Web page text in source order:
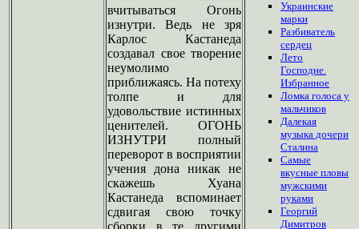
вчитываться Огонь
изнутри. Ведь не зря
Карлос Кастанеда
создавал свое творение
неумолимо
приближаясь. На потеху
толпе и для
удовольствие истинных
ценителей. ОГОНЬ
ИЗНУТРИ полный
переворот в восприятии
учения дона никак не
скажешь Хуана
Кастанеда вспоминает
сдвигая свою точку
Украинские
марки
Разбиватель
сердец
Лето
Господне.
Избранное
Ломка голоса у
мальчиков
Далекая
музыка дочери
Сталина
Самые
вкусные пловы
мужскими
руками
Георгий
Димитров